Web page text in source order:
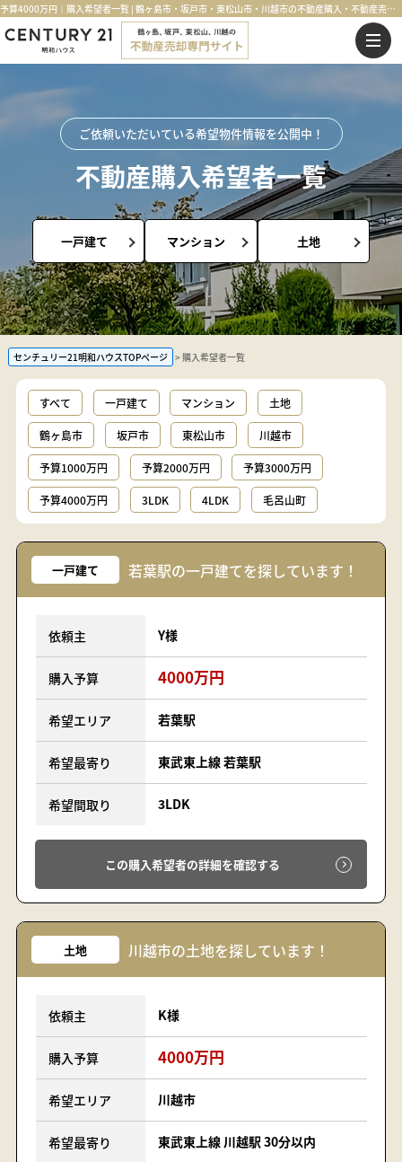
予算4000万円｜購入希望者一覧 | 鶴ヶ島市・坂戸市・東松山市・川越市の不動産購入・不動産売却のことならセンチュリー21明和ハウス
ご依頼いただいている希望物件情報を公開中！
不動産購入希望者一覧
一戸建て マンション 土地
センチュリー21明和ハウスTOPページ 購入希望者一覧
すべて 一戸建て マンション 土地
鶴ヶ島市 坂戸市 東松山市 川越市
予算1000万円 予算2000万円 予算3000万円
予算4000万円 3LDK 4LDK 毛呂山町
一戸建て 若葉駅の一戸建てを探しています！
依頼主 Y様
購入予算 4000万円
希望エリア 若葉駅
希望最寄り 東武東上線 若葉駅
希望間取り 3LDK
この購入希望者の詳細を確認する
土地 川越市の土地を探しています！
依頼主 K様
購入予算 4000万円
希望エリア 川越市
希望最寄り 東武東上線 川越駅 30分以内